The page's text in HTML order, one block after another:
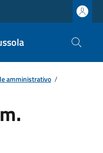
amministrativo /